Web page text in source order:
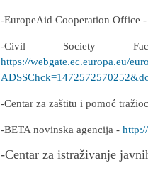
-EuropeAid Cooperation Office
-Civil Society
https://webgate.ec.europa.eu/
-Centar za zaštitu i pomoć
-BETA novinska agencija -
-Centar za istraživanje